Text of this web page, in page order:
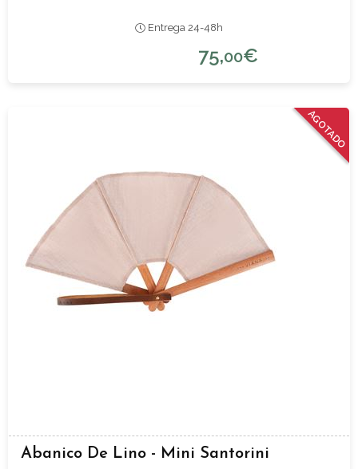
Entrega 24-48h
75,00€
AGOTADO
Abanico De Lino - Mini Santorini